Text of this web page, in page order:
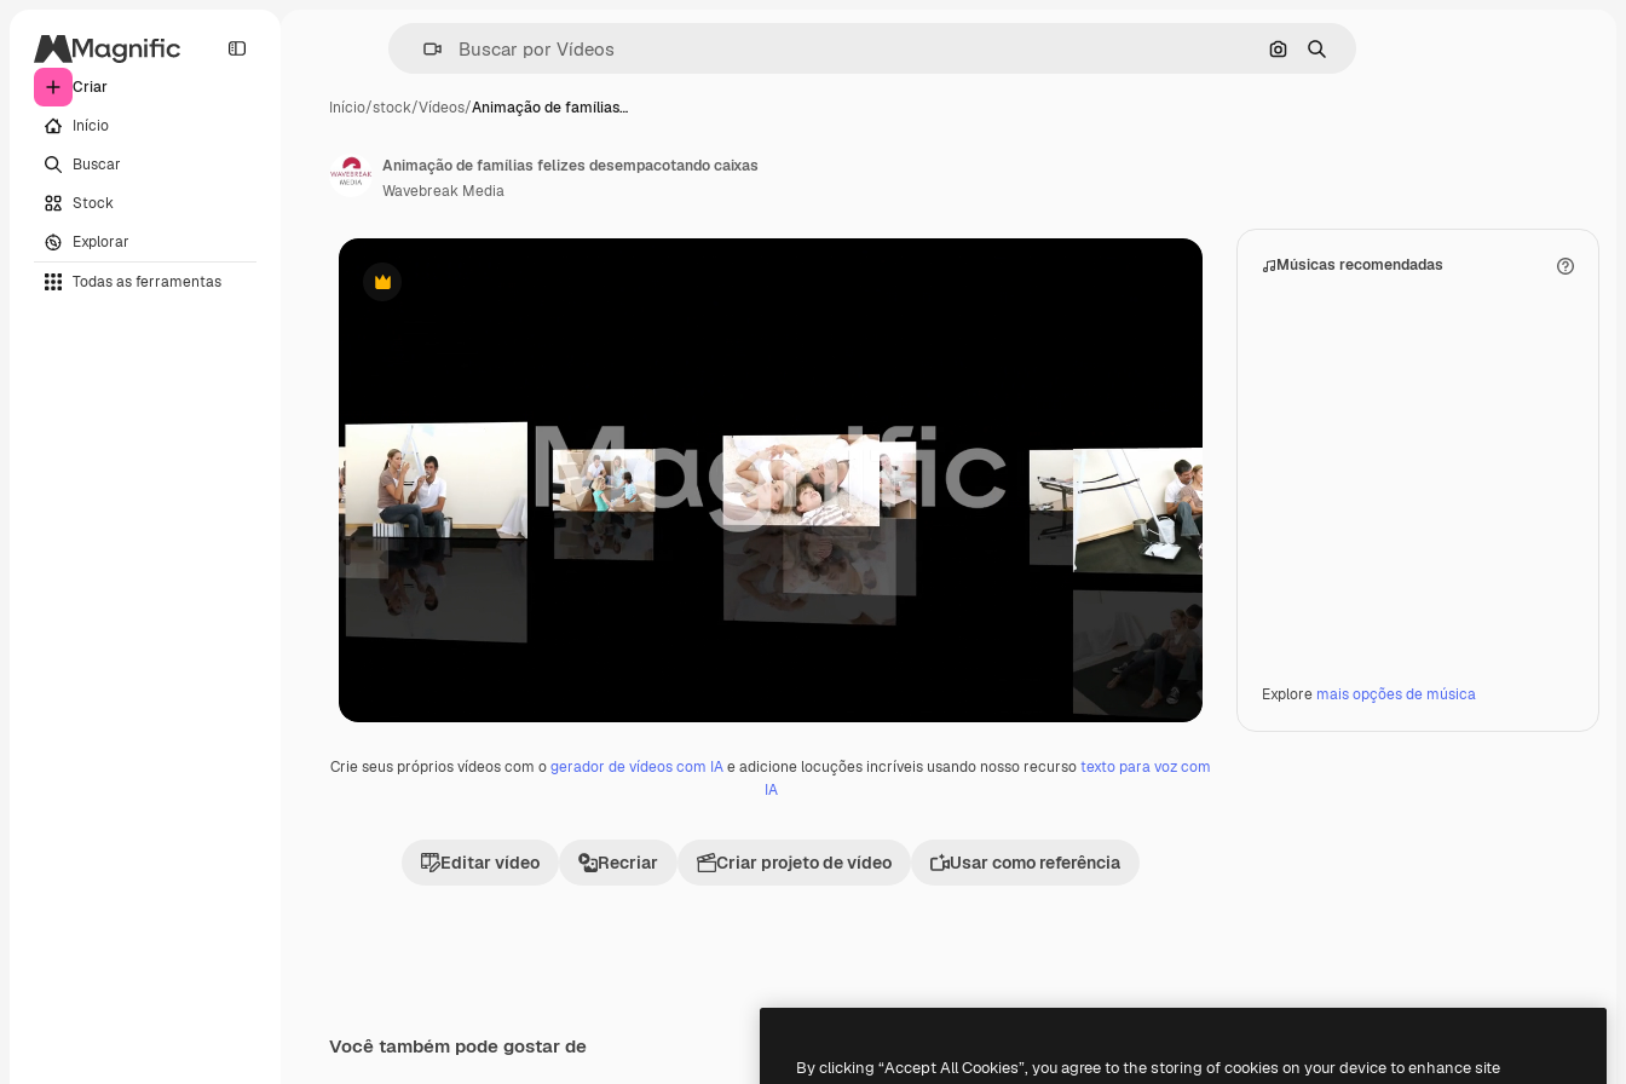
Criar
Início
Buscar
Stock
Explorar
Todas as ferramentas
Pesquisar por imagem
Buscar
Início/stock/Vídeos/Animação de famílias…
Premium
Crie seus próprios vídeos com ogerador de vídeos com IAe adicione locuções incríveis usando nosso recursotexto para voz com
IA
Editar vídeo Recriar Criar projeto de vídeo Usar como referência
Músicas recomendadas
Explore mais opções de música
Animação de famílias felizes desempacotando caixas
Wavebreak Media
Você também pode gostar de
Premium
Premium Premium
Premium
By clicking “Accept All Cookies”, you agree to the storing of cookies on your device to enhance site